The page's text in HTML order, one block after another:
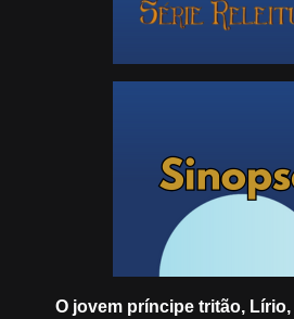
O jovem príncipe tritão, Lírio,